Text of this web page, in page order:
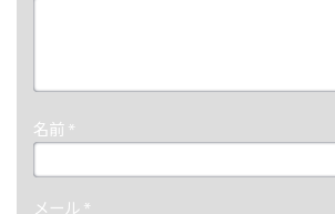
名前 *
メール *